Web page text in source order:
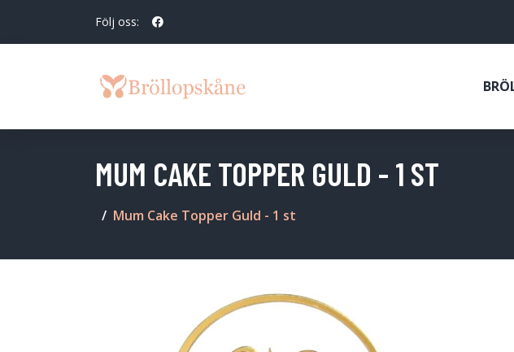
Följ oss:
MUM CAKE TOPPER GULD - 1 ST
Mum Cake Topper Guld - 1 st